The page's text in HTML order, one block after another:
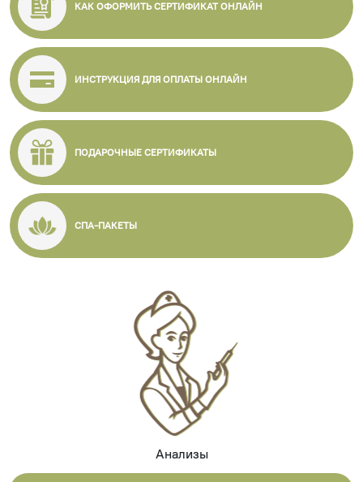
КАК ОФОРМИТЬ СЕРТИФИКАТ ОНЛАЙН
ИНСТРУКЦИЯ ДЛЯ ОПЛАТЫ ОНЛАЙН
ПОДАРОЧНЫЕ СЕРТИФИКАТЫ
СПА-ПАКЕТЫ
Анализы